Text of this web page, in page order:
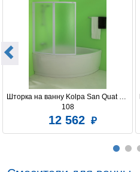
Шторка на ванну Kolpa San Quat TP
108
12 562